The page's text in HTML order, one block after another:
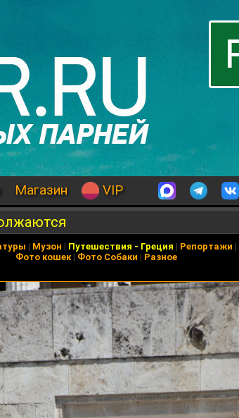
Магазин VIP
| Музон | Путешествия - Греция | Репортажи |
Фото кошек| Фото Собаки | Разное